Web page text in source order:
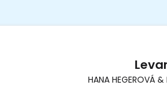
HANA HEGEROVÁ &